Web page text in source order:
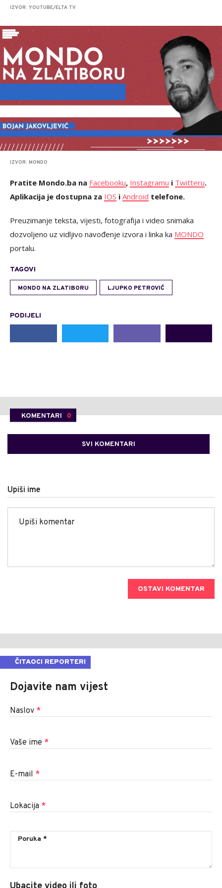
IZVOR: YOUTUBE/ELTA TV
IZVOR: MONDO
Pratite Mondo.ba na Facebooku, Instagramu i Twitteru.
Aplikacija je dostupna za IOS i Android telefone.
Preuzimanje teksta, vijesti, fotografija i video snimaka
dozvoljeno uz vidljivo navođenje izvora i linka ka MONDO
portalu.
TAGOVI
MONDO NA ZLATIBORU LJUPKO PETROVIĆ
PODIJELI
KOMENTARI 0
SVI KOMENTARI
Upiši ime
OSTAVI KOMENTAR
ČITAOCI REPORTERI
Dojavite nam vijest
Naslov *
Vaše ime *
E-mail *
Lokacija *